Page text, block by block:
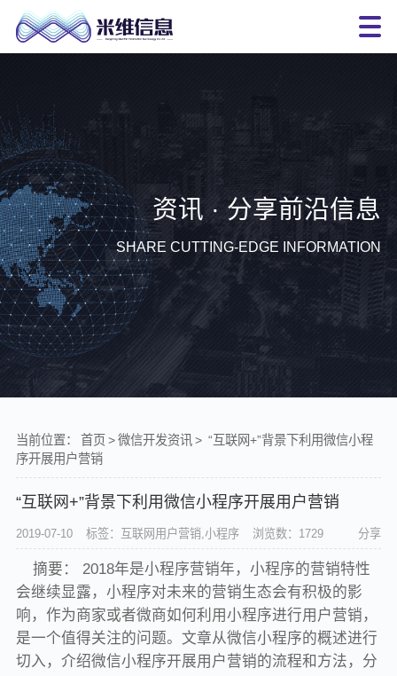
资讯 · 分享前沿信息
SHARE CUTTING-EDGE INFORMATION
当前位置： 首页 >微信开发资讯> “互联网+”背景下利用微信小程
序开展用户营销
“互联网+”背景下利用微信小程序开展用户营销
2019-07-10 标签：互联网用户营销,小程序 浏览数：1729 分享
摘要： 2018年是小程序营销年，小程序的营销特性
会继续显露，小程序对未来的营销生态会有积极的影
响，作为商家或者微商如何利用小程序进行用户营销，
是一个值得关注的问题。文章从微信小程序的概述进行
切入，介绍微信小程序开展用户营销的流程和方法，分